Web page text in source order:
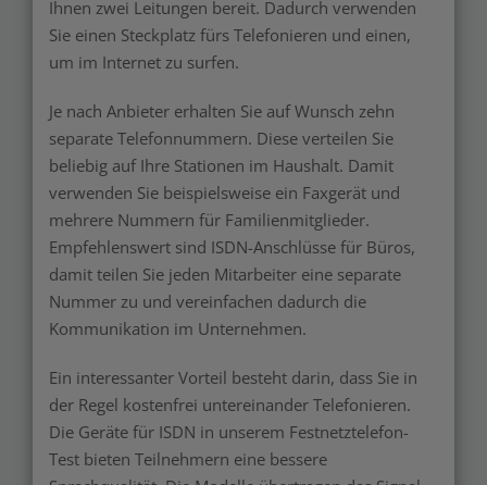
Ihnen zwei Leitungen bereit. Dadurch verwenden
Sie einen Steckplatz fürs Telefonieren und einen,
um im Internet zu surfen.
Je nach Anbieter erhalten Sie auf Wunsch zehn
separate Telefonnummern. Diese verteilen Sie
beliebig auf Ihre Stationen im Haushalt. Damit
verwenden Sie beispielsweise ein Faxgerät und
mehrere Nummern für Familienmitglieder.
Empfehlenswert sind ISDN-Anschlüsse für Büros,
damit teilen Sie jeden Mitarbeiter eine separate
Nummer zu und vereinfachen dadurch die
Kommunikation im Unternehmen.
Ein interessanter Vorteil besteht darin, dass Sie in
der Regel kostenfrei untereinander Telefonieren.
Die Geräte für ISDN in unserem Festnetztelefon-
Test bieten Teilnehmern eine bessere